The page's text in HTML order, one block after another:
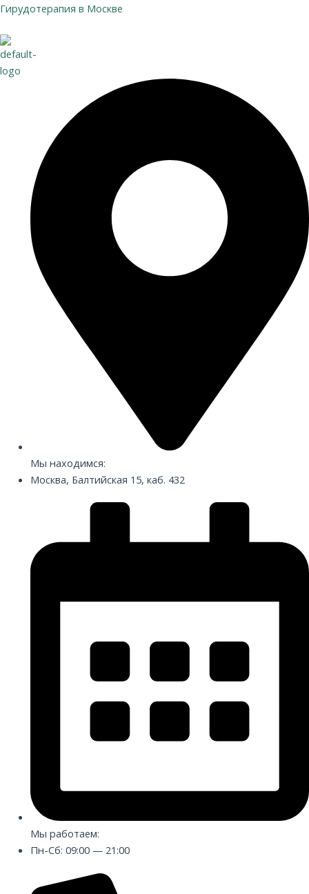
Перейти
содержимому
Гирудотерапия в Москве
Мы находимся:
Москва, Балтийская 15, каб. 432
Мы работаем:
Пн-Сб: 09:00 — 21:00